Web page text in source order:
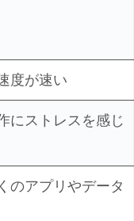
度が速い
にストレスを感じ
のアプリやデータ